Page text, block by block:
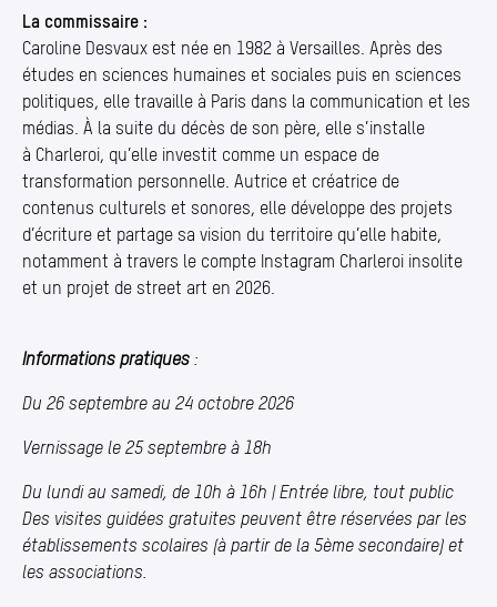
La commissaire :
Caroline Desvaux est née en 1982 à Versailles. Après des
études en sciences humaines et sociales puis en sciences
politiques, elle travaille à Paris dans la communication et les
médias. À la suite du décès de son père, elle s’installe
à Charleroi, qu’elle investit comme un espace de
transformation personnelle. Autrice et créatrice de
contenus culturels et sonores, elle développe des projets
d’écriture et partage sa vision du territoire qu’elle habite,
notamment à travers le compte Instagram Charleroi insolite
et un projet de street art en 2026.
Informations pratiques :
Du 26 septembre au 24 octobre 2026
Vernissage le 25 septembre à 18h
Du lundi au samedi, de 10h à 16h | Entrée libre, tout public
Des visites guidées gratuites peuvent être réservées par les
établissements scolaires (à partir de la 5ème secondaire) et
les associations.